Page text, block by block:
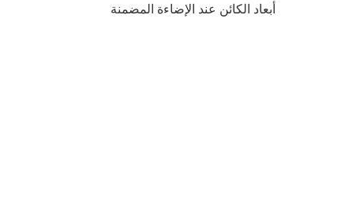
أبعاد الكائن عند الإضاءة المضمنة